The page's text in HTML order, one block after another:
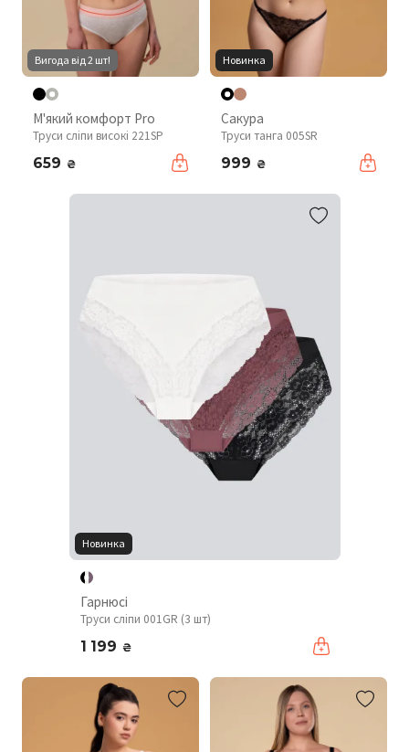
Вигода від 2 шт!
М'який комфорт Pro
Труси сліпи високі 221SP
659 ₴
Новинка
Сакура
Труси танга 005SR
999 ₴
Новинка
Гарнюсі
Труси сліпи 001GR (3 шт)
1 199 ₴